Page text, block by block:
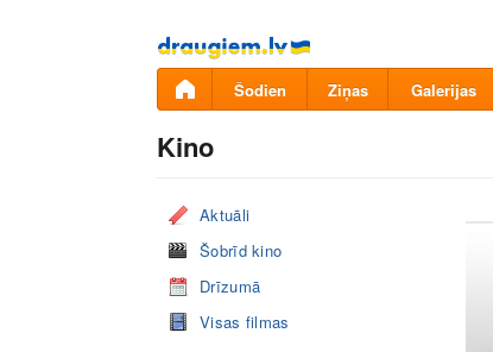
Pāriet
uz
saturu
Šodien Ziņas Galerijas
Kino
Aktuāli
Šobrīd kino
Drīzumā
Visas filmas